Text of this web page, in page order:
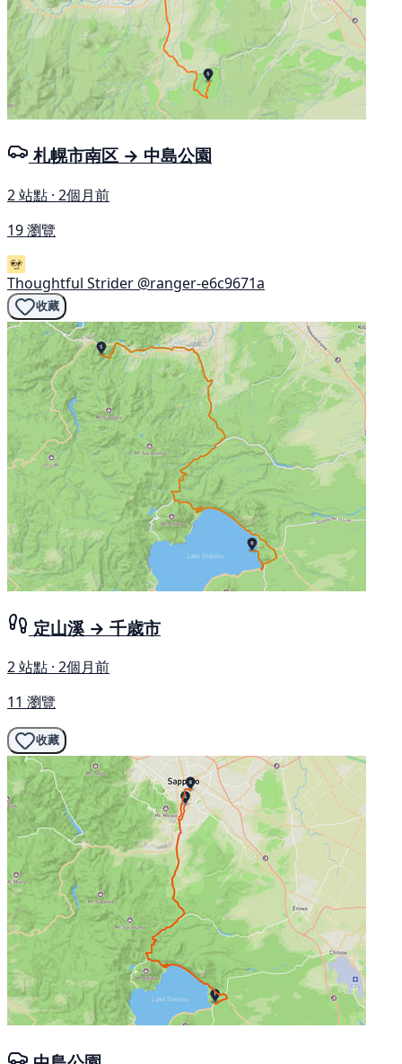
札幌市南区 → 中島公園
2 站點 · 2個月前
19 瀏覽
Thoughtful Strider @ranger-e6c9671a
收藏
定山溪 → 千歳市
2 站點 · 2個月前
11 瀏覽
收藏